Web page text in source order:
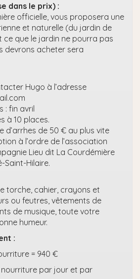
dans le prix) :
officielle, vous proposera une
et naturelle (du jardin de
ce que le jardin ne pourra pas
devrons acheter sera
Hugo à l’adresse
: fin avril
à 10 places.
d’arrhes de 50 € au plus vite
à l’ordre de l’association
Lieu dit La Courdémière
Saint-Hilaire.
torche, cahier, crayons et
ou feutres, vêtements de
de musique, toute votre
humeur.
:
= 940 €
par jour et par